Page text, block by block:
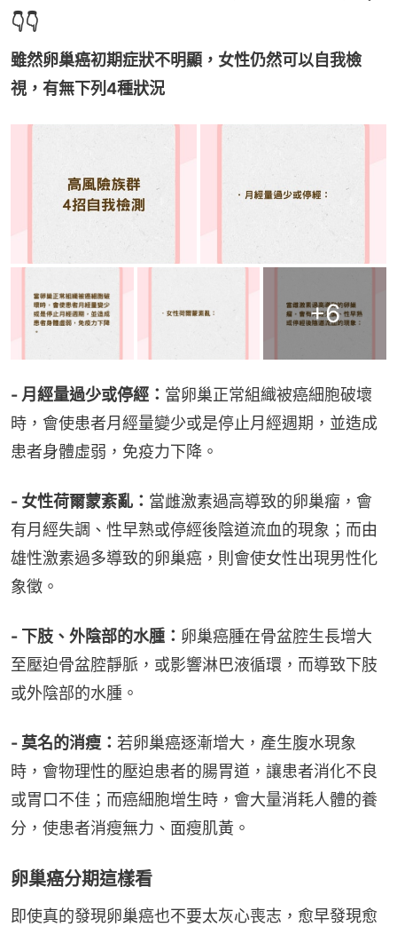
👇👇
雖然卵巢癌初期症狀不明顯，女性仍然可以自我檢
視，有無下列4種狀況
+6
- 月經量過少或停經： 當卵巢正常組織被癌細胞破壞
時，會使患者月經量變少或是停止月經週期，並造成
患者身體虛弱，免疫力下降。
- 女性荷爾蒙紊亂： 當雌激素過高導致的卵巢瘤，會
有月經失調、性早熟或停經後陰道流血的現象；而由
雄性激素過多導致的卵巢癌，則會使女性出現男性化
象徵。
- 下肢、外陰部的水腫： 卵巢癌腫在骨盆腔生長增大
至壓迫骨盆腔靜脈，或影響淋巴液循環，而導致下肢
或外陰部的水腫。
- 莫名的消瘦： 若卵巢癌逐漸增大，產生腹水現象
時，會物理性的壓迫患者的腸胃道，讓患者消化不良
或胃口不佳；而癌細胞增生時，會大量消耗人體的養
分，使患者消瘦無力、面瘦肌黃。
卵巢癌分期這樣看
即使真的發現卵巢癌也不要太灰心喪志，愈早發現愈